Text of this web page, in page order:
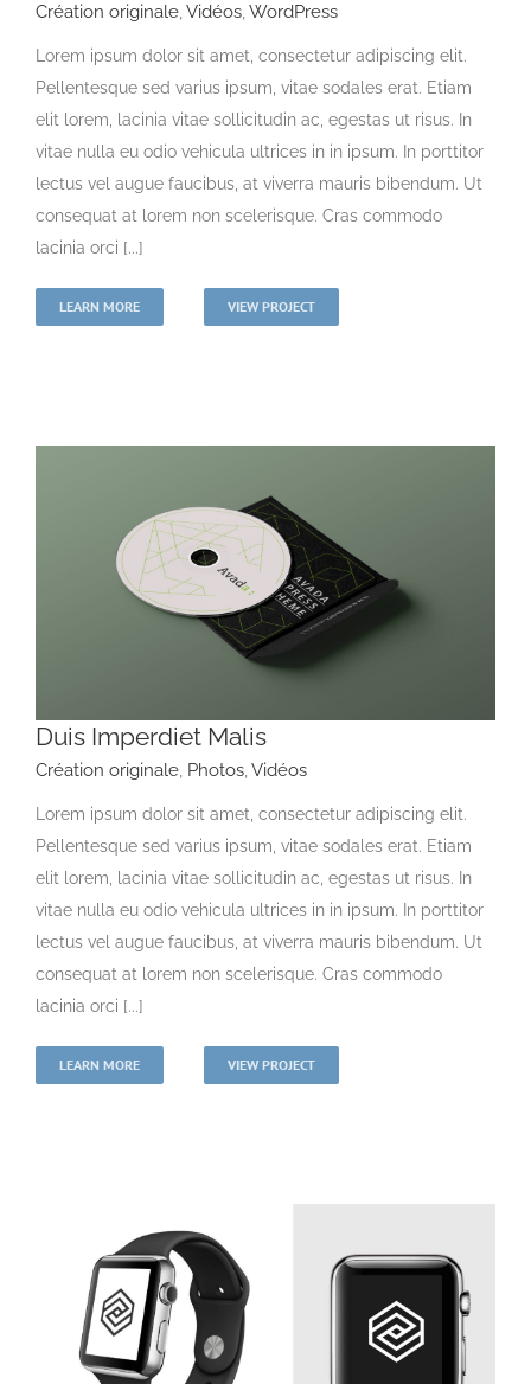
Création originale,Vidéos,WordPress
Lorem ipsum dolor sit amet, consectetur adipiscing elit.
Pellentesque sed varius ipsum, vitae sodales erat. Etiam
elit lorem, lacinia vitae sollicitudin ac, egestas ut risus. In
vitae nulla eu odio vehicula ultrices in in ipsum. In porttitor
lectus vel augue faucibus, at viverra mauris bibendum. Ut
consequat at lorem non scelerisque. Cras commodo
lacinia orci [...]
LEARN MORE VIEW PROJECT
Duis Imperdiet Malis
Création originale, Photos,Vidéos
Lorem ipsum dolor sit amet, consectetur adipiscing elit.
Pellentesque sed varius ipsum, vitae sodales erat. Etiam
elit lorem, lacinia vitae sollicitudin ac, egestas ut risus. In
vitae nulla eu odio vehicula ultrices in in ipsum. In porttitor
lectus vel augue faucibus, at viverra mauris bibendum. Ut
consequat at lorem non scelerisque. Cras commodo
lacinia orci [...]
LEARN MORE VIEW PROJECT